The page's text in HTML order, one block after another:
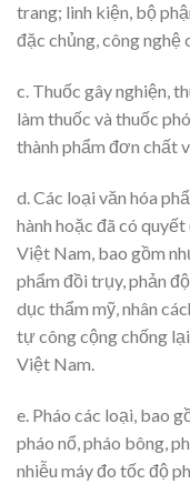
trang; linh kiện, bộ
đặc chủng, công nghệ
c. Thuốc gây nghiện,
làm thuốc và thuốc
thành phẩm đơn chất
d. Các loại văn hóa
hành hoặc đã có
Việt Nam, bao gồm
phẩm đồi trụy, phản
dục thẩm mỹ, nhân
tự công cộng chống
Việt Nam.
e. Pháo các loại, bao
pháo nổ, pháo bông,
nhiễu máy đo tốc độ